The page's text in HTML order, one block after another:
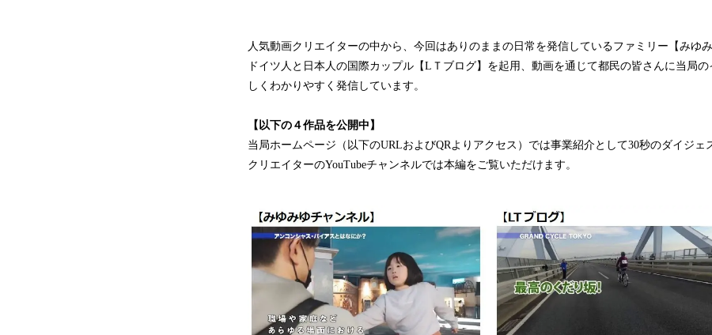
み
込
人気動画クリエイターの中から、今回はありのままの日常を発信しているファミリー【みゆ
ドイツ人と日本人の国際カップル【LＴブログ】を起用、動画を通じて都民の皆さんに当局
しくわかりやすく発信しています。
【以下の４作品を公開中】
当局ホームページ（以下のURLおよびQRよりアクセス）では事業紹介として30秒のダイジェ
クリエイターのYouTubeチャンネルでは本編をご覧いただけます。